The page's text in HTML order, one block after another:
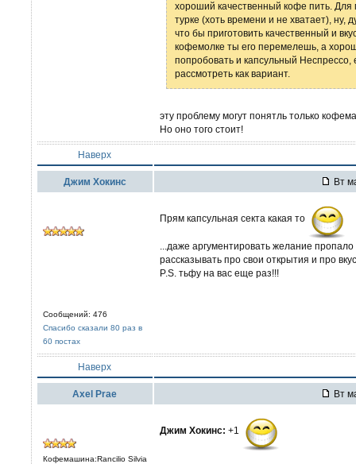
хороший качественный кофе пить.
турке (хоть времени и не хватает),
что бы приготовить качественный и
кофемолке ты его перемелешь, а
попробовать и капсульный Неспрессо,
рассмотреть как вариант.
эту проблему могут понятль только
Но оно того стоит!
Наверх
Джим Хокинс Вт
Сообщений: 476
Спасибо сказали 80 раз в
60 постах
Прям капсульная секта какая то
...даже аргументировать желание
рассказывать про свои открытия и про
P.S. тьфу на вас еще раз!!!
Наверх
Axel Prae Вт
Кофемашина:Rancilio Silvia
Джим Хокинс: +1